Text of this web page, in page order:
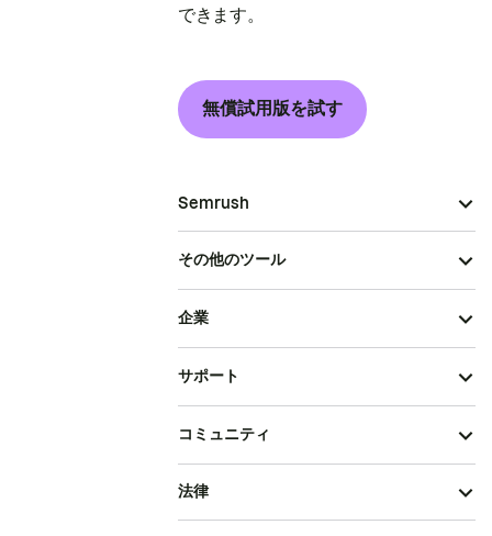
できます。
無償試用版を試す
Semrush
その他のツール
企業
サポート
コミュニティ
法律